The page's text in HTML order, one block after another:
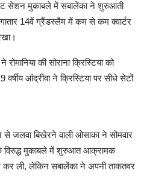
सेशन मुकाबले में सबालेंका ने शुरुआती
14वें ग्रैंडस्लैम में कम से कम क्वार्टर
की सोराना क्रिस्टिया को
आंद्रीवा ने क्रिस्टिया पर सीधे सेटों
बिखेरने वाली ओसाका ने सोमवार
विरुद्ध मुकाबले में शुरुआत आक्रामक
ली, लेकिन सबालेंका ने अपनी ताकतवर